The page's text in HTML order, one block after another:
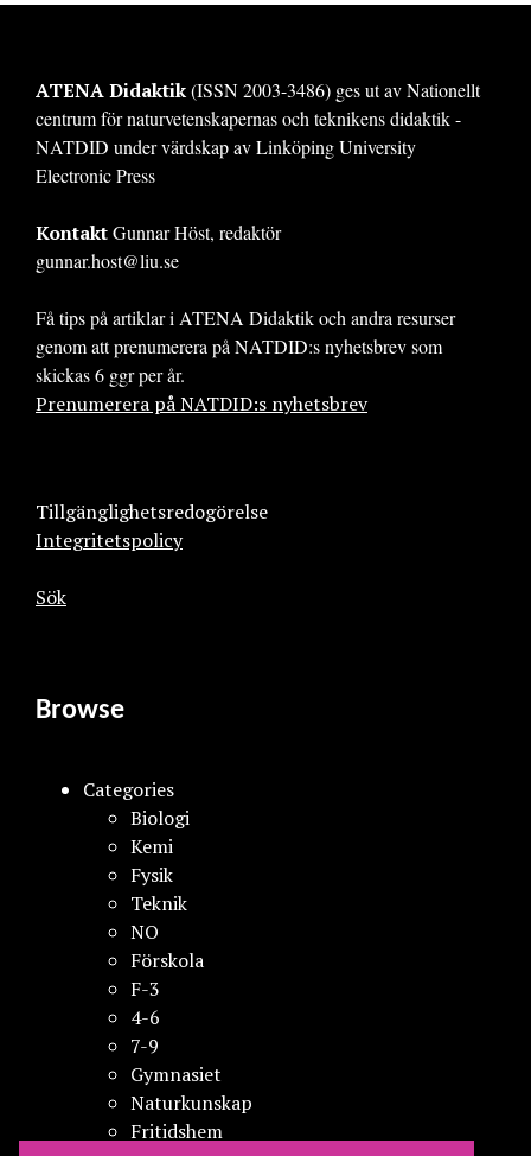
ATENA Didaktik(ISSN 2003-3486) ges ut av Nationellt
centrum för naturvetenskapernas och teknikens didaktik -
NATDID under värdskap av Linköping University
Electronic Press
KontaktGunnar Höst, redaktör
gunnar.host@liu.se
Få tips på artiklar i ATENA Didaktik och andra resurser
genom att prenumerera på NATDID:s nyhetsbrev som
skickas 6 ggr per år.
Prenumerera på NATDID:s nyhetsbrev
Tillgänglighetsredogörelse
Integritetspolicy
Sök
Browse
Categories
Biologi
Kemi
Fysik
Teknik
NO
Förskola
F-3
4-6
7-9
Gymnasiet
Naturkunskap
Fritidshem